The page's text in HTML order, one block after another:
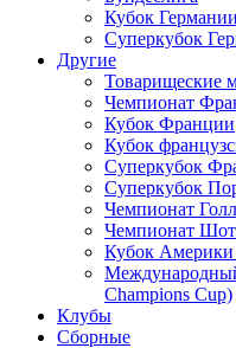
Кубок Германии
Суперкубок
Другие
Товарищеские
Чемпионат
Кубок Франции
Кубок
Суперкубок
Суперкубок
Чемпионат
Чемпионат
Кубок
Champions Cup)
Клубы
Сборные